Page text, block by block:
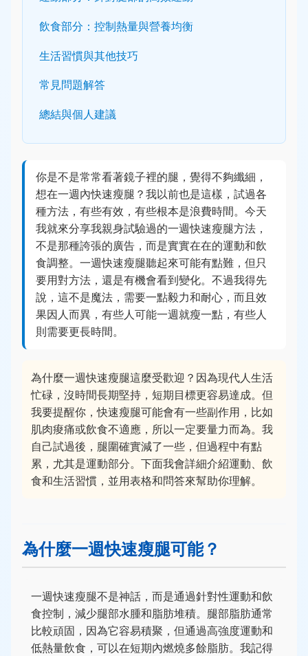
飲食部分：控制熱量與營養均衡
生活習慣與其他技巧
常見問題解答
總結與個人建議
你是不是常常看著鏡子裡的腿，覺得不夠纖細，
想在一週內快速瘦腿？我以前也是這樣，試過各
種方法，有些有效，有些根本是浪費時間。今天
我就來分享我親身試驗過的一週快速瘦腿方法，
不是那種誇張的廣告，而是實實在在的運動和飲
食調整。一週快速瘦腿聽起來可能有點難，但只
要用對方法，還是有機會看到變化。不過我得先
說，這不是魔法，需要一點毅力和耐心，而且效
果因人而異，有些人可能一週就瘦一點，有些人
則需要更長時間。
為什麼一週快速瘦腿這麼受歡迎？因為現代人生活
忙碌，沒時間長期堅持，短期目標更容易達成。但
我要提醒你，快速瘦腿可能會有一些副作用，比如
肌肉痠痛或飲食不適應，所以一定要量力而為。我
自己試過後，腿圍確實減了一些，但過程中有點
累，尤其是運動部分。下面我會詳細介紹運動、飲
食和生活習慣，並用表格和問答來幫助你理解。
為什麼一週快速瘦腿可能？
一週快速瘦腿不是神話，而是通過針對性運動和飲
食控制，減少腿部水腫和脂肪堆積。腿部脂肪通常
比較頑固，因為它容易積聚，但通過高強度運動和
低熱量飲食，可以在短期內燃燒多餘脂肪。我記得